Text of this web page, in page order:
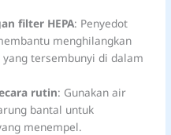
filter HEPA: Penyedot
menghilangkan
tersembunyi di dalam
rutin: Gunakan air
bantal untuk
menempel.